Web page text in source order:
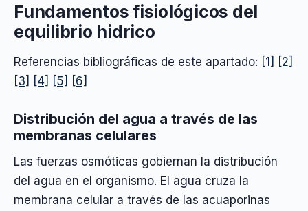
Fundamentos fisiológicos del
equilibrio hidrico
Referencias bibliográficas de este apartado: [1] [2]
[3] [4] [5] [6]
Distribución del agua a través de las
membranas celulares
Las fuerzas osmóticas gobiernan la distribución
del agua en el organismo. El agua cruza la
membrana celular a través de las acuaporinas